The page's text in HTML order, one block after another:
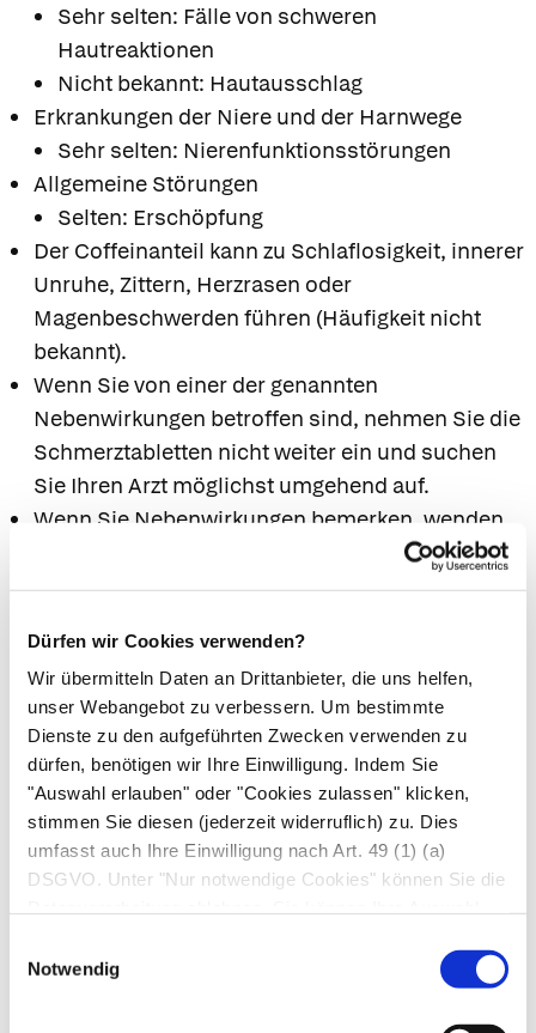
Dürfen wir Cookies verwenden?
Wir übermitteln Daten an Drittanbieter, die uns helfen,
unser Webangebot zu verbessern. Um bestimmte
Dienste zu den aufgeführten Zwecken verwenden zu
dürfen, benötigen wir Ihre Einwilligung. Indem Sie
"Auswahl erlauben" oder "Cookies zulassen" klicken,
stimmen Sie diesen (jederzeit widerruflich) zu. Dies
umfasst auch Ihre Einwilligung nach Art. 49 (1) (a)
DSGVO. Unter "Nur notwendige Cookies" können Sie die
Notwendig
Sehr selten: Fälle von schweren
Hautreaktionen
Nicht bekannt: Hautausschlag
Erkrankungen der Niere und der Harnwege
Sehr selten: Nierenfunktionsstörungen
Allgemeine Störungen
Selten: Erschöpfung
Der Coffeinanteil kann zu Schlaflosigkeit, innerer
Unruhe, Zittern, Herzrasen oder
Magenbeschwerden führen (Häufigkeit nicht
bekannt).
Wenn Sie von einer der genannten
Nebenwirkungen betroffen sind, nehmen Sie die
Schmerztabletten nicht weiter ein und suchen
Sie Ihren Arzt möglichst umgehend auf.
Wenn Sie Nebenwirkungen bemerken, wenden
Sie sich an Ihren Arzt oder Apotheker. Dies gilt
auch für Nebenwirkungen, die nicht angegeben
7. Wechselwirkungen
Einnahme zusammen mit anderen Arzneimitteln
Informieren Sie Ihren Arzt oder Apotheker,
wenn Sie andere Arzneimittel
einnehmen/anwenden, kürzlich andere
Arzneimittel eingenommen/angewendet
haben oder beabsichtigen andere Arzneimittel
Acetylsalicylsäure:
Der Acetylsalicylsäure-Anteil kann die